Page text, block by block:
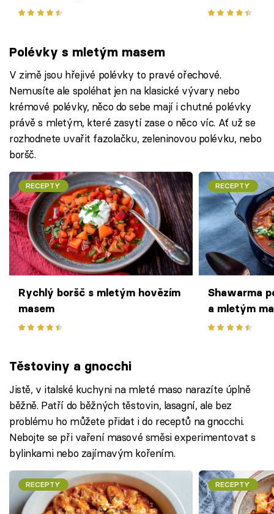
Polévky s mletým masem
V zimě jsou hřejivé polévky to pravé ořechové.
Nemusíte ale spoléhat jen na klasické vývary nebo
krémové polévky, něco do sebe mají i chutné polévky
právě s mletým, které zasytí zase o něco víc. Ať už se
rozhodnete uvařit fazolačku, zeleninovou polévku, nebo
boršč.
RECEPTY
Rychlý boršč s mletým hovězím
masem
RECEPTY
Shawarma
a mletým
Těstoviny a gnocchi
Jistě, v italské kuchyni na mleté maso narazíte úplně
běžně. Patří do běžných těstovin, lasagní, ale bez
problému ho můžete přidat i do receptů na gnocchi.
Nebojte se při vaření masové směsi experimentovat s
bylinkami nebo zajímavým kořením.
RECEPTY RECEPTY